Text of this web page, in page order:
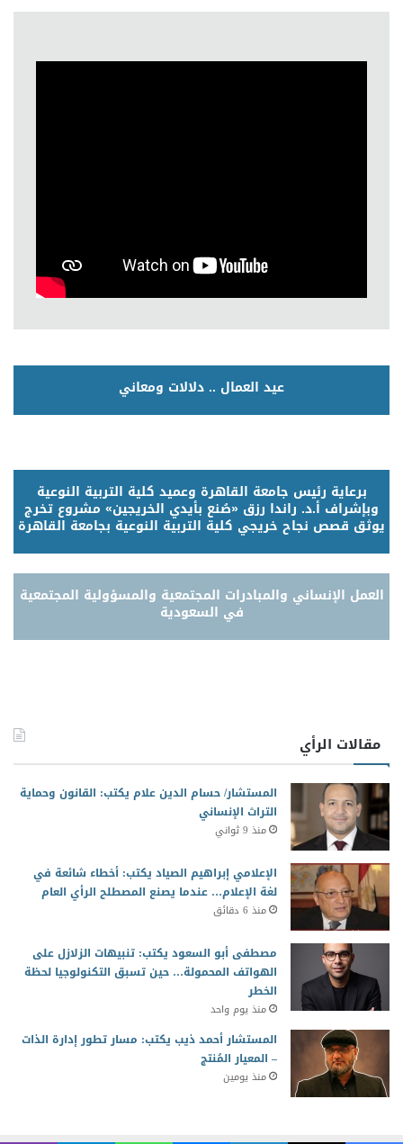
عيد العمال .. دلالات ومعاني
برعاية رئيس جامعة القاهرة وعميد كلية التربية النوعية
وبإشراف أ.د. راندا رزق «صُنع بأيدي الخريجين» مشروع تخرج
يوثق قصص نجاح خريجي كلية التربية النوعية بجامعة القاهرة
العمل الإنساني والمبادرات المجتمعية والمسؤولية المجتمعية
في السعودية
مقالات الرأي
المستشار/ حسام الدين علام يكتب: القانون وحماية
التراث الإنساني
منذ 9 ثواني
الإعلامي إبراهيم الصياد يكتب: أخطاء شائعة في
لغة الإعلام… عندما يصنع المصطلح الرأي العام
منذ 6 دقائق
مصطفى أبو السعود يكتب: تنبيهات الزلازل على
الهواتف المحمولة… حين تسبق التكنولوجيا لحظة
الخطر
منذ يوم واحد
المستشار أحمد ذيب يكتب: مسار تطور إدارة الذات
– المعيار المُنتج
منذ يومين